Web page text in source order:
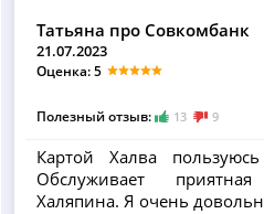
Татьяна про Совкомбанк
21.07.2023
Оценка: 5
Полезный отзыв: 13 9
Картой Халва
Обслуживает
Халяпина. Я очень